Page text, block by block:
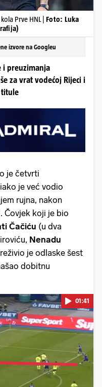
Prve HNL | Foto: Luka
izvore na Googleu
i preuzimanja
za vrat vodećoj Rijeci i
titule
je četvrti
je već vodio
rujna, nakon
Čovjek koji je bio
Čačiću (u dva
Nenadu
je odlaske šest
dobitnu
01:41